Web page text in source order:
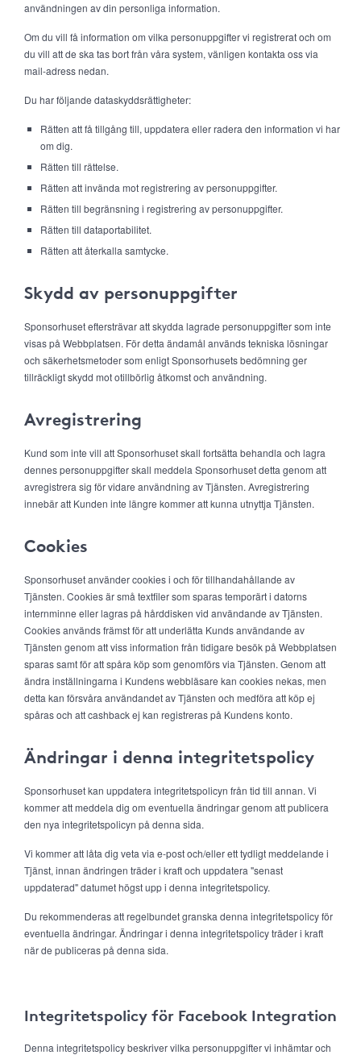
användningen av din personliga information.
Om du vill få information om vilka personuppgifter vi registrerat och om
du vill att de ska tas bort från våra system, vänligen kontakta oss via
mail-adress nedan.
Du har följande dataskyddsrättigheter:
Rätten att få tillgång till, uppdatera eller radera den information vi har
om dig.
Rätten till rättelse.
Rätten att invända mot registrering av personuppgifter.
Rätten till begränsning i registrering av personuppgifter.
Rätten till dataportabilitet.
Rätten att återkalla samtycke.
Skydd av personuppgifter
Sponsorhuset eftersträvar att skydda lagrade personuppgifter som inte
visas på Webbplatsen. För detta ändamål används tekniska lösningar
och säkerhetsmetoder som enligt Sponsorhusets bedömning ger
tillräckligt skydd mot otillbörlig åtkomst och användning.
Avregistrering
Kund som inte vill att Sponsorhuset skall fortsätta behandla och lagra
dennes personuppgifter skall meddela Sponsorhuset detta genom att
avregistrera sig för vidare användning av Tjänsten. Avregistrering
innebär att Kunden inte längre kommer att kunna utnyttja Tjänsten.
Cookies
Sponsorhuset använder cookies i och för tillhandahållande av
Tjänsten. Cookies är små textfiler som sparas temporärt i datorns
internminne eller lagras på hårddisken vid användande av Tjänsten.
Cookies används främst för att underlätta Kunds användande av
Tjänsten genom att viss information från tidigare besök på Webbplatsen
sparas samt för att spåra köp som genomförs via Tjänsten. Genom att
ändra inställningarna i Kundens webbläsare kan cookies nekas, men
detta kan försvåra användandet av Tjänsten och medföra att köp ej
spåras och att cashback ej kan registreras på Kundens konto.
Ändringar i denna integritetspolicy
Sponsorhuset kan uppdatera integritetspolicyn från tid till annan. Vi
kommer att meddela dig om eventuella ändringar genom att publicera
den nya integritetspolicyn på denna sida.
Vi kommer att låta dig veta via e-post och/eller ett tydligt meddelande i
Tjänst, innan ändringen träder i kraft och uppdatera "senast
uppdaterad" datumet högst upp i denna integritetspolicy.
Du rekommenderas att regelbundet granska denna integritetspolicy för
eventuella ändringar. Ändringar i denna integritetspolicy träder i kraft
när de publiceras på denna sida.
Integritetspolicy för Facebook Integration
Denna integritetspolicy beskriver vilka personuppgifter vi inhämtar och